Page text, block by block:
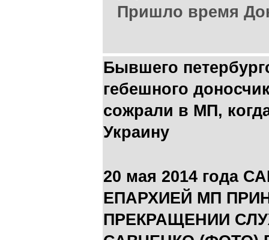
Пришло время
Бывшего
гебешного
сожрали в МП,
Украину
20 мая 2014 года
ЕПАРХИЕЙ МП
ПРЕКРАЩЕНИИ